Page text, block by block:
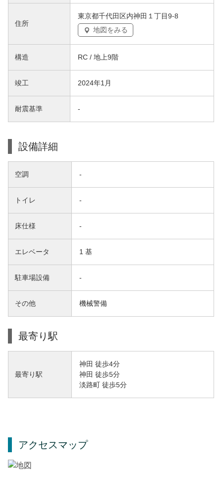
住所
東京都千代田区内神田１丁目9-8
地図をみる
構造 RC / 地上9階
竣工 2024年1月
耐震基準 -
設備詳細
空調 -
トイレ -
床仕様 -
エレベータ 1 基
駐車場設備 -
その他 機械警備
最寄り駅
最寄り駅
神田 徒歩4分
神田 徒歩5分
淡路町 徒歩5分
アクセスマップ